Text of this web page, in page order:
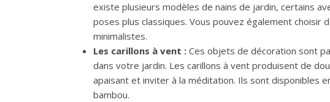
existe plusieurs modèles de nains de jardin, certains
poses plus classiques. Vous pouvez également
minimalistes.
Les carillons à vent : Ces objets de décoration sont
dans votre jardin. Les carillons à vent produisent de
apaisant et inviter à la méditation. Ils sont disponibles
bambou.